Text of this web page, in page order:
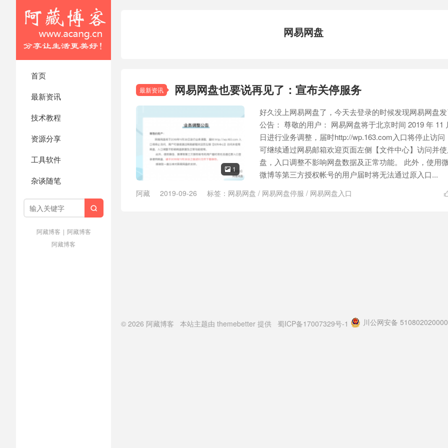
首页
最新资讯
技术教程
资源分享
工具软件
杂谈随笔

阿藏博客 | 阿藏博客
阿藏博客
网易网盘
最新资讯 网易网盘也要说再见了：宣布关停服务
 1
好久没上网易网盘了，今天去登录的时候发现网易网盘
公告： 尊敬的用户： 网易网盘将于北京时间 2019 年 11
日进行业务调整，届时http://wp.163.com入口将停止访问
可继续通过网易邮箱欢迎页面左侧【文件中心】访问并
盘，入口调整不影响网盘数据及正常功能。 此外，使用
微博等第三方授权帐号的用户届时将无法通过原入口...
阿藏 2019-09-26 标签： 网易网盘 / 网易网盘停服 / 网易网盘入口
© 2026 阿藏博客 本站主题由 themebetter 提供 蜀ICP备17007329号-1 川公网安备